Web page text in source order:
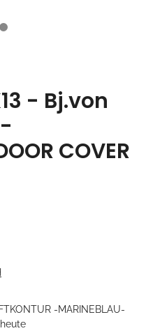
- Bj.von
COVER
-MARINEBLAU-